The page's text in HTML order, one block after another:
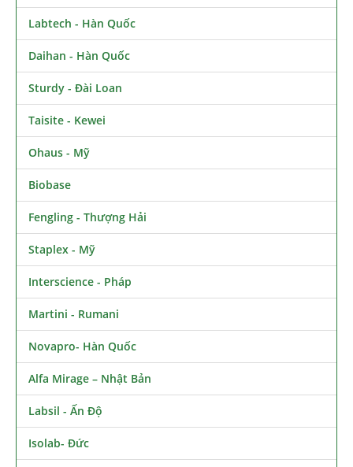
Labtech - Hàn Quốc
Daihan - Hàn Quốc
Sturdy - Đài Loan
Taisite - Kewei
Ohaus - Mỹ
Biobase
Fengling - Thượng Hải
Staplex - Mỹ
Interscience - Pháp
Martini - Rumani
Novapro- Hàn Quốc
Alfa Mirage – Nhật Bản
Labsil - Ấn Độ
Isolab- Đức